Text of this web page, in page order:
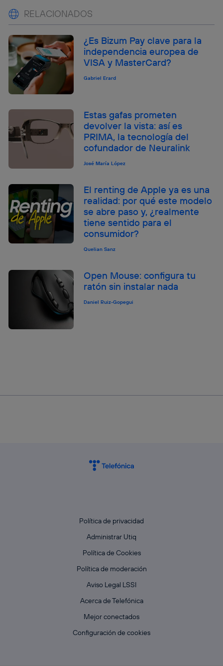
RELACIONADOS
¿Es Bizum Pay clave para la
independencia europea de
VISA y MasterCard?
Gabriel Erard
Estas gafas prometen
devolver la vista: así es
PRIMA, la tecnología del
cofundador de Neuralink
José María López
El renting de Apple ya es una
realidad: por qué este modelo
se abre paso y, ¿realmente
tiene sentido para el
consumidor?
Quelian Sanz
Open Mouse: configura tu
ratón sin instalar nada
Daniel Ruiz-Gopegui
Política de privacidad
Administrar Utiq
Política de Cookies
Política de moderación
Aviso Legal LSSI
Acerca de Telefónica
Mejor conectados
Configuración de cookies